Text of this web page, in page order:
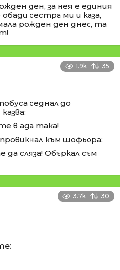
ден, за нея е единия
сестра ми и каза,
рожден ден днес, та
1.9k 35
седнал до
в ада така!
към шофьора:
сляза! Объркал съм
3.7k 30